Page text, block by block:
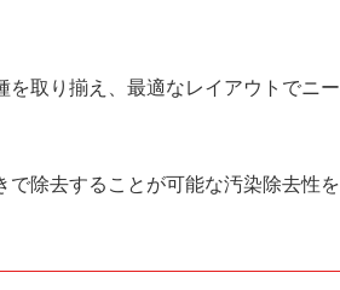
取り揃え、最適なレイアウトでニー
除去することが可能な汚染除去性